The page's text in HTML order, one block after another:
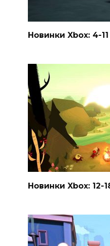
Новинки Xbox: 4-
Новинки Xbox: 12-